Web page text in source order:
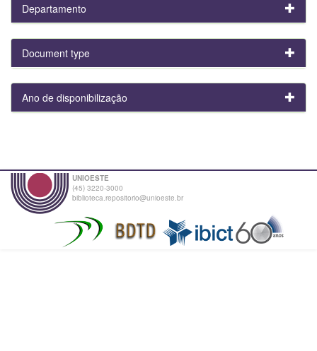
Departamento
Document type
Ano de disponibilização
UNIOESTE
(45) 3220-3000
biblioteca.repositorio@unioeste.br